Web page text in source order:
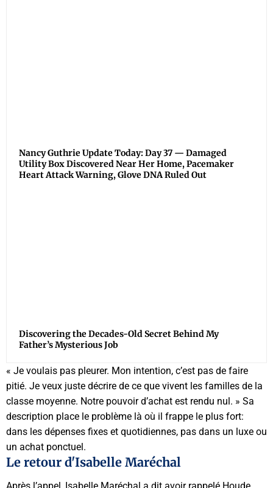
Nancy Guthrie Update Today: Day 37 — Damaged
Utility Box Discovered Near Her Home, Pacemaker
Heart Attack Warning, Glove DNA Ruled Out
Discovering the Decades-Old Secret Behind My
Father’s Mysterious Job
« Je voulais pas pleurer. Mon intention, c’est pas de faire
pitié. Je veux juste décrire de ce que vivent les familles de la
classe moyenne. Notre pouvoir d’achat est rendu nul. » Sa
description place le problème là où il frappe le plus fort:
dans les dépenses fixes et quotidiennes, pas dans un luxe ou
un achat ponctuel.
Le retour d'Isabelle Maréchal